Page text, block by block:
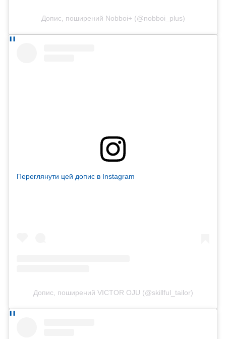
Допис, поширений Nobboi+ (@nobboi_plus)
Переглянути цей допис в Instagram
Допис, поширений VICTOR OJU (@skillful_tailor)